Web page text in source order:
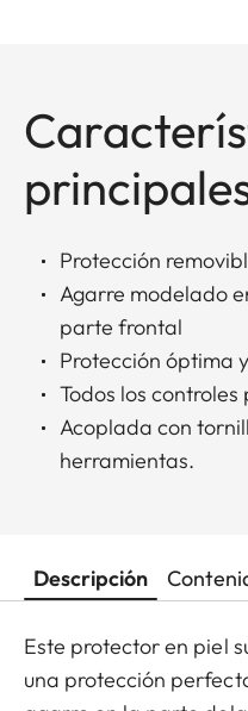
Protección
Agarre modelado
parte frontal
Protección óptima
Todos los
Acoplada con
herramientas.
Descripción
Este protector en piel
una protección